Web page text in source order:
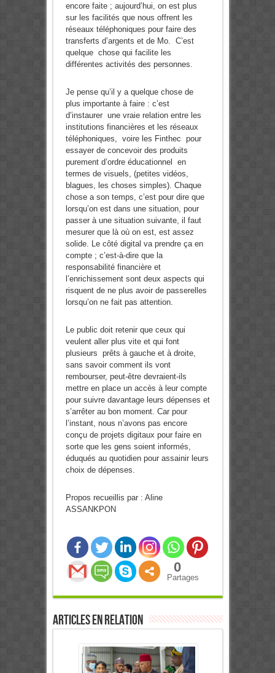
encore faite ; aujourd’hui, on est plus
sur les facilités que nous offrent les
réseaux téléphoniques pour faire des
transferts d’argents et de Mo. C’est
quelque chose qui facilite les
différentes activités des personnes.
Je pense qu’il y a quelque chose de
plus importante à faire : c’est
d’instaurer une vraie relation entre les
institutions financières et les réseaux
téléphoniques, voire les Finthec pour
essayer de concevoir des produits
purement d’ordre éducationnel en
termes de visuels, (petites vidéos,
blagues, les choses simples). Chaque
chose a son temps, c’est pour dire que
lorsqu’on est dans une situation, pour
passer à une situation suivante, il faut
mesurer que là où on est, est assez
solide. Le côté digital va prendre ça en
compte ; c’est-à-dire que la
responsabilité financière et
l’enrichissement sont deux aspects qui
risquent de ne plus avoir de passerelles
lorsqu’on ne fait pas attention.
Le public doit retenir que ceux qui
veulent aller plus vite et qui font
plusieurs prêts à gauche et à droite,
sans savoir comment ils vont
rembourser, peut-être devraient-ils
mettre en place un accès à leur compte
pour suivre davantage leurs dépenses et
s’arrêter au bon moment. Car pour
l’instant, nous n’avons pas encore
conçu de projets digitaux pour faire en
sorte que les gens soient informés,
éduqués au quotidien pour assainir leurs
choix de dépenses.
Propos recueillis par : Aline
ASSANKPON
0
Partages
Articles en relation